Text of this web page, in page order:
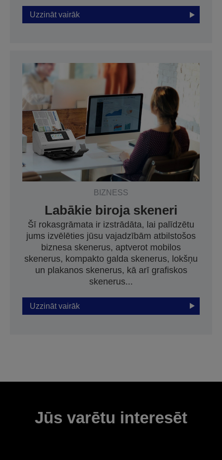
Uzzināt vairāk
BIZNESS
Labākie biroja skeneri
Šī rokasgrāmata ir izstrādāta, lai palīdzētu
jums izvēlēties jūsu vajadzībām atbilstošos
biznesa skenerus, aptverot mobilos
skenerus, kompakto galda skenerus, lokšņu
un plakanos skenerus, kā arī grafiskos
skenerus...
Uzzināt vairāk
Jūs varētu interesēt